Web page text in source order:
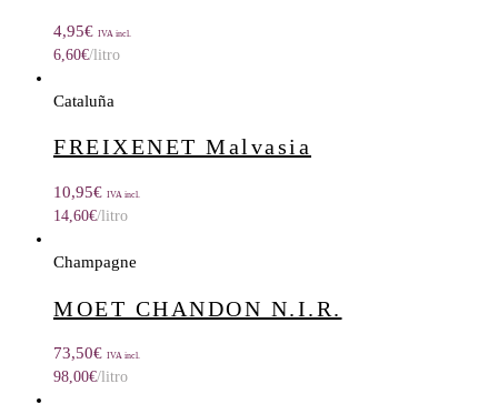
4,95€ IVA incl.
6,60€/litro
Cataluña
FREIXENET Malvasia
10,95€ IVA incl.
14,60€/litro
Champagne
MOET CHANDON N.I.R.
73,50€ IVA incl.
98,00€/litro